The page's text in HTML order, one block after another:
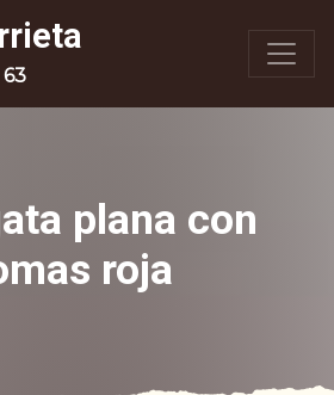
plana con
roja